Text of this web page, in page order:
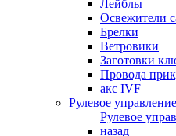
Лейблы
Освежители
Брелки
Ветровики
Заготовки
Провода
акс IVF
Рулевое управление
Рулевое
назад